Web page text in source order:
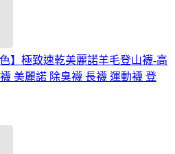
】極致速乾美麗諾羊毛登山襪-高
美麗諾 除臭襪 長襪 運動襪 登